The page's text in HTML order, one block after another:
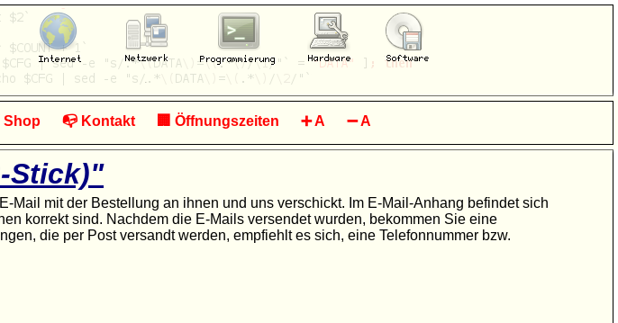
EDV-Fachleuten
Shop 📭Kontakt 🏢 Öffnungszeiten ➕A ➖A
Stick)"
mit der Bestellung an ihnen und uns verschickt. Im E-Mail-Anhang befindet sich
korrekt sind. Nachdem die E-Mails versendet wurden, bekommen Sie eine
die per Post versandt werden, empfiehlt es sich, eine Telefonnummer bzw.